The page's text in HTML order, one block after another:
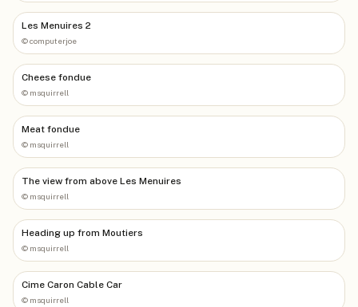
Les Menuires 2
©computerjoe
Cheese fondue
© msquirrell
Meat fondue
© msquirrell
The view from above Les Menuires
© msquirrell
Heading up from Moutiers
© msquirrell
Cime Caron Cable Car
© msquirrell